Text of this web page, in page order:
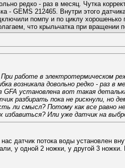
редко - раз в месяц. Чутка
- GEMS 212465. Внутри этого
помпу и по циклу
что крыльчатка при
работе в электротермическом
возникала довольно редко - раз
GFA установлена вот такая
разбирать пока не рискнули, но
ли смысл? Потому как все равно
Или уже датчик на
датчик потока воды установлен
у одной 2 ножки, у другой 3